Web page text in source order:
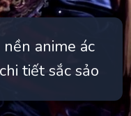
anime ác
tiết sắc sảo